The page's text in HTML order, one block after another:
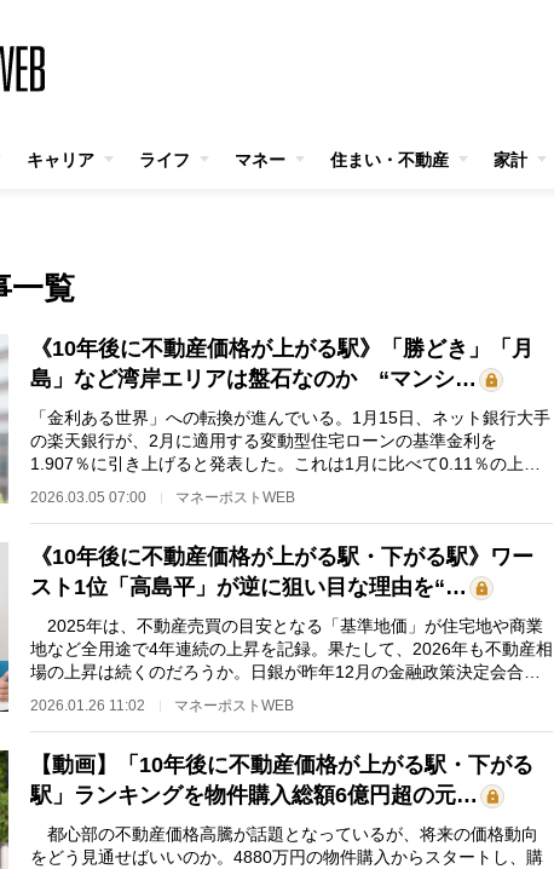
キャリア ライフ マネー 住まい・不動産 家計
一覧
《10年後に不動産価格が上がる駅》「勝どき」「月
島」など湾岸エリアは盤石なのか “マンシ…
「金利ある世界」への転換が進んでいる。1月15日、ネット銀行大手
の楽天銀行が、2月に適用する変動型住宅ローンの基準金利を
1.907％に引き上げると発表した。これは1月に比べて0.11％の上昇
であり、昨年12月に日本…
2026.03.05 07:00 マネーポストWEB
《10年後に不動産価格が上がる駅・下がる駅》ワー
スト1位「高島平」が逆に狙い目な理由を“…
2025年は、不動産売買の目安となる「基準地価」が住宅地や商業
地など全用途で4年連続の上昇を記録。果たして、2026年も不動産相
場の上昇は続くのだろうか。日銀が昨年12月の金融政策決定会合で
2026.01.26 11:02 マネーポストWEB
【動画】「10年後に不動産価格が上がる駅・下がる
駅」ランキングを物件購入総額6億円超の元…
都心部の不動産価格高騰が話題となっているが、将来の価格動向
をどう見通せばいいのか。4880万円の物件購入からスタートし、購